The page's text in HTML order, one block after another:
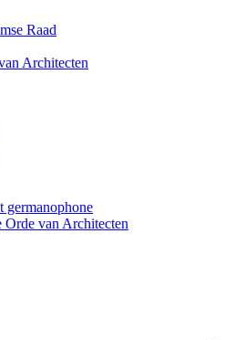
Raad
Architecten
germanophone
Orde van Architecten